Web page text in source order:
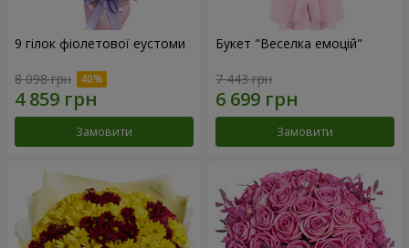
9 гілок фіолетової еустоми
8 098 грн
Замовити
Букет "Веселка емоцій"
7 443 грн
Замовити